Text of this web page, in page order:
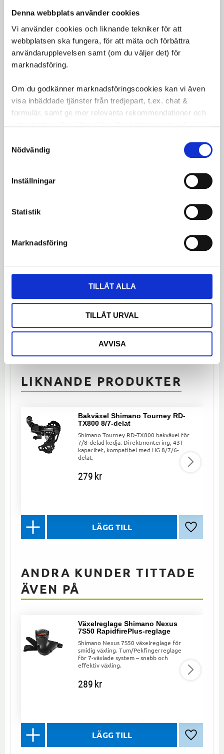
Denna webbplats använder cookies
Vi använder cookies och liknande tekniker för att
webbplatsen ska fungera, för att mäta och förbättra
användarupplevelsen samt (om du väljer det) för
marknadsföring.
Om du godkänner marknadsföringscookies kan vi även
visa inbäddade tjänster från tredjepart, t.ex. chat &
formulär, samt ge mer relevanta rekommendationer och
Nödvändig
Inställningar
Statistik
Marknadsföring
TILLÅT ALLA
TILLÅT URVAL
AVVISA
HG-X (10-växlad)
Låg klinga (min./max.):
Trissa kuggar: 11T
Max. framdifferens:
prestanda är Shimano Deore RD-M4120-SGS det
perfekta valet för mountainbikeentusiaster som
vill uppgradera sin cykel med en pålitlig och
Dela med dig
LinkedIn
Bli den första att lämna ett omdöme.
LIKNANDE PRODUKTER
Bakväxel Shimano Tourney RD-
TX800 8/7-delat
Shimano Tourney RD-TX800 bakväxel för
7/8-delad kedja. Direktmontering, 43T
kapacitet, kompatibel med HG 8/7/6-
delat.
279kr
Lägg till
ANDRA KUNDER TITTADE
ÄVEN PÅ
Växelreglage Shimano Nexus
7S50 RapidfirePlus-reglage
Shimano Nexus 7S50 växelreglage för
smidig växling. Tum/Pekfingerreglage
för 7-växlade system – snabb och
effektiv växling.
289kr
Lägg till